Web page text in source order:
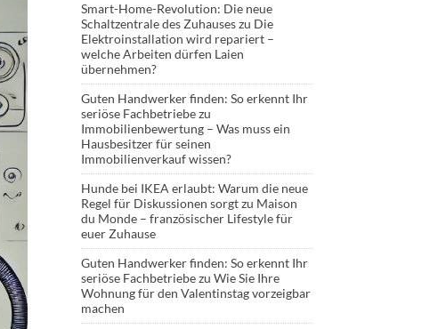
Smart-Home-Revolution: Die neue
Schaltzentrale des Zuhauseszu Die
Elektroinstallation wird repariert –
welche Arbeiten dürfen Laien
übernehmen?
Guten Handwerker finden: So erkennt Ihr
seriöse Fachbetriebezu
Immobilienbewertung – Was muss ein
Hausbesitzer für seinen
Immobilienverkauf wissen?
Hunde bei IKEA erlaubt: Warum die neue
Regel für Diskussionen sorgtzu Maison
du Monde – französischer Lifestyle für
euer Zuhause
Guten Handwerker finden: So erkennt Ihr
seriöse Fachbetriebezu Wie Sie Ihre
Wohnung für den Valentinstag vorzeigbar
machen